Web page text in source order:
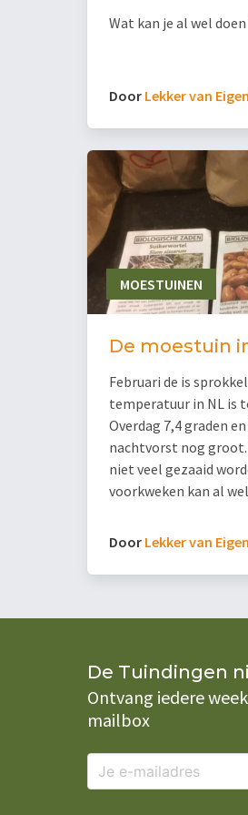
Wat kan je al wel
Door Lekker van
MOESTUINEN
De moestuin
Februari de is
temperatuur in NL is
Overdag 7,4 graden
nachtvorst nog groot.
niet veel gezaaid
voorkweken kan al
Door Lekker van
De Tuindingen
Ontvang iedere
mailbox